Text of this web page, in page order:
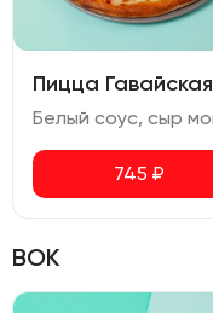
Пицца Гавайская
745 ₽
ВОК